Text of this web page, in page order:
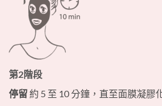
第2階段
停留約 5 至 10 分鐘，直至面膜凝膠